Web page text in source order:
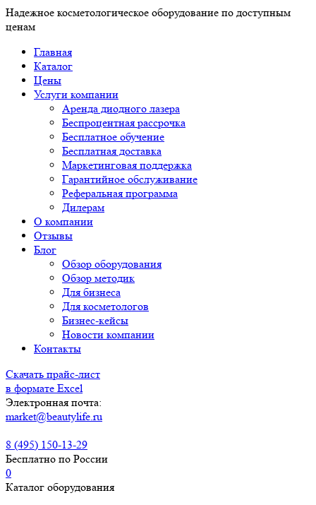
Надежное косметологическое оборудование по доступным
ценам
Главная
Каталог
Цены
Услуги компании
Аренда диодного лазера
Беспроцентная рассрочка
Бесплатное обучение
Бесплатная доставка
Маркетинговая поддержка
Гарантийное обслуживание
Реферальная программа
Дилерам
О компании
Отзывы
Блог
Обзор оборудования
Обзор методик
Для бизнеса
Для косметологов
Бизнес-кейсы
Новости компании
Контакты
Скачать прайс-лист
в формате Excel
Электронная почта:
market@beautylife.ru
8 (495) 150-13-29
Бесплатно по России
0
Каталог оборудования